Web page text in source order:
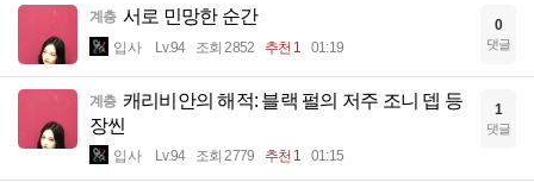
계층 서로 민망한 순간
입사 Lv.94 조회 2852 추천 1 01:19
0
댓글
계층 캐리비안의 해적: 블랙 펄의 저주 조니 뎁 등
장씬
입사 Lv.94 조회 2779 추천 1 01:15
1
댓글